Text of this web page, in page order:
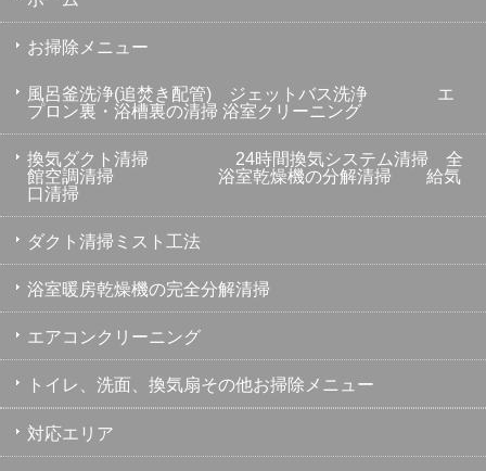
お掃除メニュー
風呂釜洗浄(追焚き配管) ジェットバス洗浄 エ
プロン裏・浴槽裏の清掃 浴室クリーニング
換気ダクト清掃 24時間換気システム清掃 全
館空調清掃 浴室乾燥機の分解清掃 給気
口清掃
ダクト清掃ミスト工法
浴室暖房乾燥機の完全分解清掃
エアコンクリーニング
トイレ、洗面、換気扇その他お掃除メニュー
対応エリア